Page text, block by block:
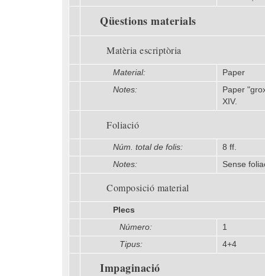
Qüestions materials
Matèria escriptòria
Material:
Paper
Notes:
Paper
XIV.
Foliació
Núm. total de folis:
8 ff.
Notes:
Sense
Composició material
Plecs
Número:
1
Tipus:
4+4
Impaginació